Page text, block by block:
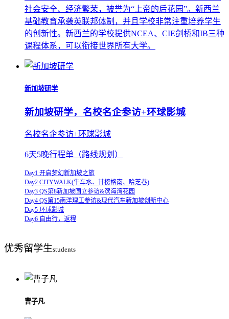
社会安全、经济繁荣，被誉为“上帝的后花园”。新西兰
基础教育承袭英联邦体制，并且学校⾮常注重培养学⽣
的创新性。新西兰的学校提供NCEA、CIE剑桥和IB三种
课程体系，可以衔接世界所有⼤学。
新加坡研学
新加坡研学，名校名企参访+环球影城
名校名企参访+环球影城
6天5晚行程单（路线规划）
Day1 开启梦幻新加坡之旅
Day2 CITYWALK(牛车水、甘榜格南、哈芝巷)
Day3 QS第8新加坡国立参访&滨海湾花园
Day4 QS第15南洋理工参访&现代汽车新加坡创新中心
Day5 环球影城
Day6 自由行，返程
优秀留学生students
曹子凡